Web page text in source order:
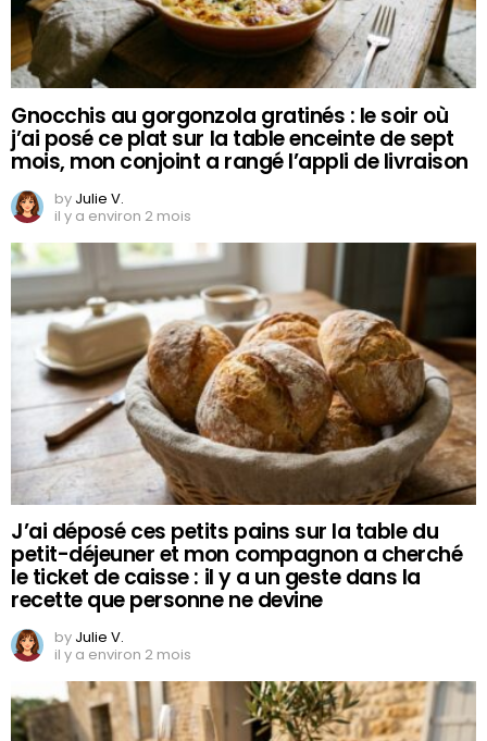
Gnocchis au gorgonzola gratinés : le soir où
j’ai posé ce plat sur la table enceinte de sept
mois, mon conjoint a rangé l’appli de livraison
by Julie V.
il y a environ 2 mois
J’ai déposé ces petits pains sur la table du
petit-déjeuner et mon compagnon a cherché
le ticket de caisse : il y a un geste dans la
recette que personne ne devine
by Julie V.
il y a environ 2 mois